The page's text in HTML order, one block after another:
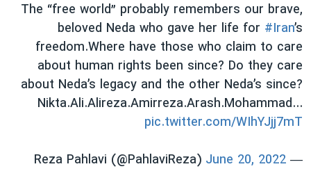
The “free world” probably remembers our brave,
beloved Neda who gave her life for #Iran’s
freedom.Where have those who claim to care
about human rights been since? Do they care
about Neda’s legacy and the other Neda’s since?
Nikta.Ali.Alireza.Amirreza.Arash.Mohammad...
pic.twitter.com/WIhYJjj7mT
— Reza Pahlavi (@PahlaviReza)
June 20, 2022